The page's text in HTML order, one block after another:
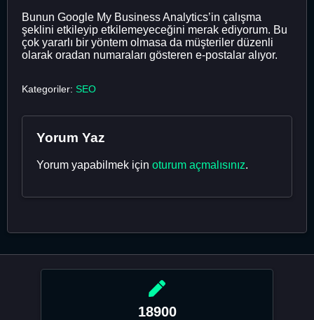
Bunun Google My Business Analytics’in çalışma
şeklini etkileyip etkilemeyeceğini merak ediyorum. Bu
çok yararlı bir yöntem olmasa da müşteriler düzenli
olarak oradan numaraları gösteren e-postalar alıyor.
Kategoriler: SEO
Yorum Yaz
Yorum yapabilmek için oturum açmalısınız.
18900